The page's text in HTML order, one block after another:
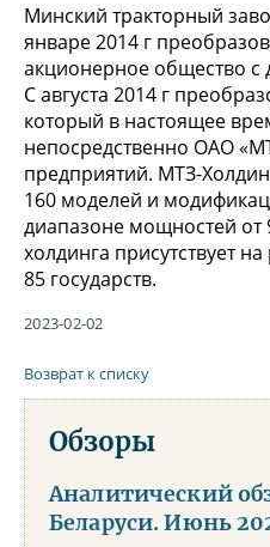
Минский тракторный
январе 2014 г
акционерное общество с
С августа 2014 г
который в настоящее
непосредственно ОАО
предприятий. МТЗ-
160 моделей и
диапазоне мощностей от
холдинга присутствует
85 государств.
2023-02-02
Возврат к списку
Обзоры
Аналитический
Беларуси. Июнь